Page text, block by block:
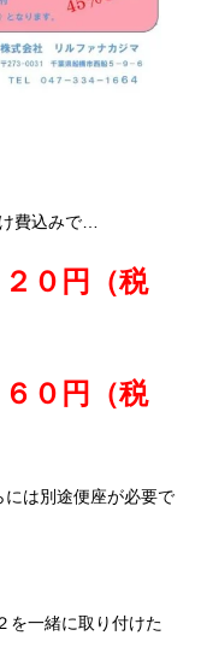
費込みで…
０円（税
０円（税
は別途便座が必要で
を一緒に取り付けた